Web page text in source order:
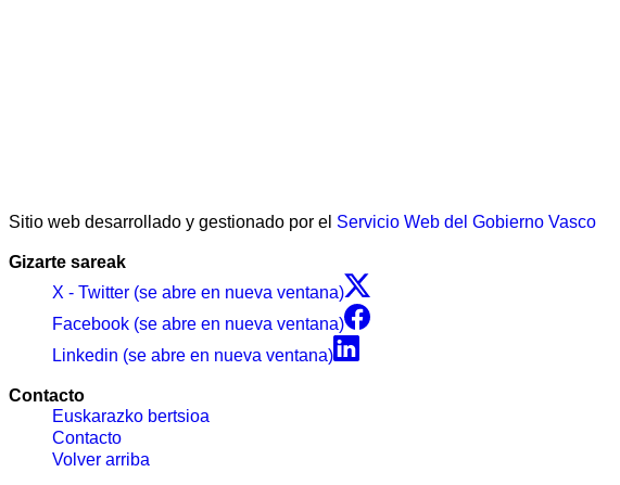
Sitio web desarrollado y gestionado por el Servicio Web del Gobierno Vasco
Gizarte sareak
X - Twitter (se abre en nueva ventana)
Facebook (se abre en nueva ventana)
Linkedin (se abre en nueva ventana)
Contacto
Euskarazko bertsioa
Contacto
Volver arriba